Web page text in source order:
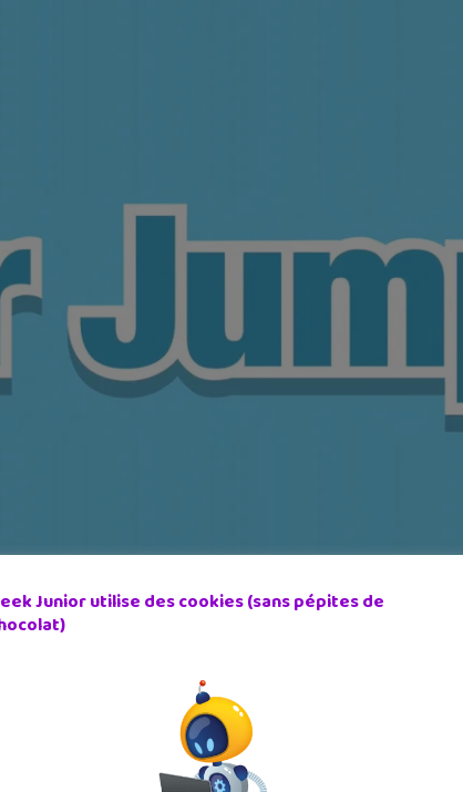
des lapins
des plus petits jusqu’aux parents. Lester le fermier
puzzles originaux disponibles gratuitement.
Junior utilise des cookies (sans pépites de